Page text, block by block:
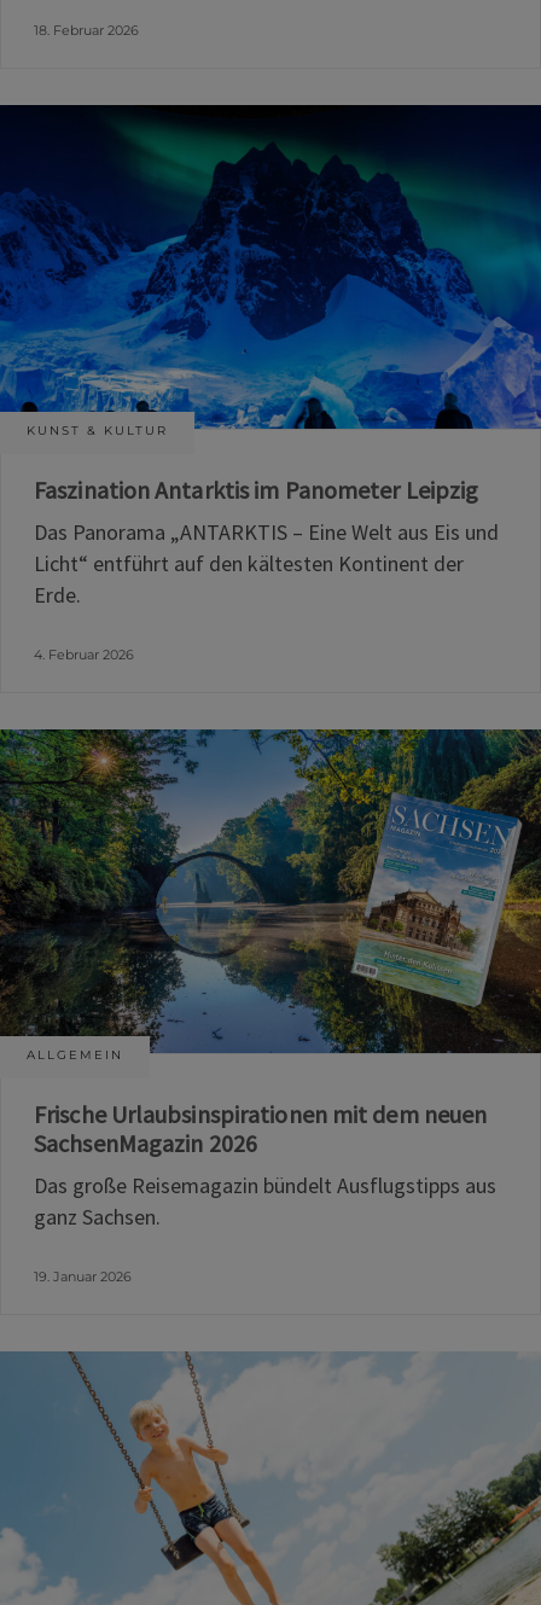
18. Februar 2026
KUNST & KULTUR
Faszination Antarktis im Panometer Leipzig
Das Panorama „ANTARKTIS – Eine Welt aus Eis und
Licht“ entführt auf den kältesten Kontinent der
Erde.
4. Februar 2026
ALLGEMEIN
Frische Urlaubsinspirationen mit dem neuen
SachsenMagazin 2026
Das große Reisemagazin bündelt Ausflugstipps aus
ganz Sachsen.
19. Januar 2026